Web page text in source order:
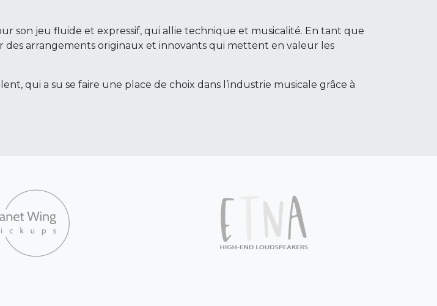
son jeu fluide et expressif, qui allie technique et musicalité. En tant que
arrangements originaux et innovants qui mettent en valeur les
qui a su se faire une place de choix dans l’industrie musicale grâce à